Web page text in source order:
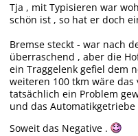
Tja , mit Typisieren war
schön ist , so hat er doch
Bremse steckt - war nach
überraschend , aber die
ein Traggelenk gefiel dem
weiteren 100 tkm wäre
tatsächlich ein Problem
und das
Soweit das Negative .